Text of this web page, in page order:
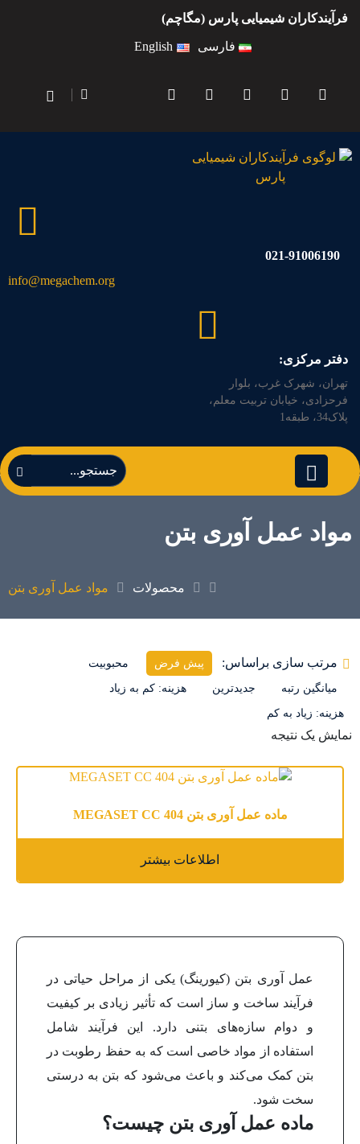
فرآیندکاران شیمیایی پارس (مگاچم)
فارسی English
021-91006190
info@megachem.org
دفتر مرکزی:
تهران، شهرک غرب، بلوار
فرحزادی، خیابان تربیت معلم،
پلاک34، طبقه1
مواد عمل آوری بتن
محصولات مواد عمل آوری بتن
نمایش یک نتیجه
مرتب سازی براساس: پیش فرض محبوبیت
میانگین رتبه جدیدترین هزینه: کم به زیاد
هزینه: زیاد به کم
ماده عمل آوری بتن MEGASET CC 404
اطلاعات بیشتر
عمل آوری بتن (کیورینگ) یکی از مراحل حیاتی در
فرآیند ساخت و ساز است که تأثیر زیادی بر کیفیت
و دوام سازه‌های بتنی دارد. این فرآیند شامل
استفاده از مواد خاصی است که به حفظ رطوبت در
بتن کمک می‌کند و باعث می‌شود که بتن به درستی
سخت شود.
ماده عمل آوری بتن چیست؟